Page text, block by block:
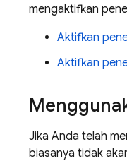
mengaktifkan
Aktifkan
Aktifkan
Jika Anda telah
biasanya tidak